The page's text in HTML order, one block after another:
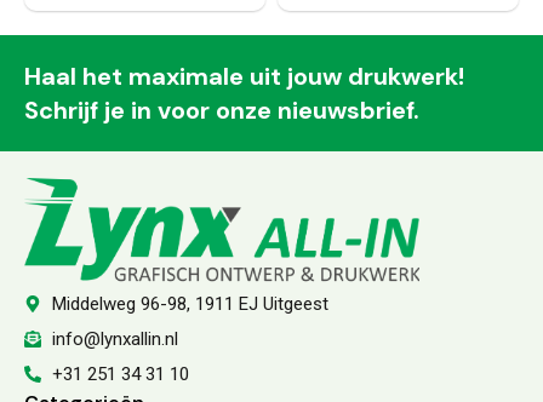
Haal het maximale uit jouw drukwerk!
Schrijf je in voor onze nieuwsbrief.
Middelweg 96-98, 1911 EJ Uitgeest
info@lynxallin.nl
+31 251 34 31 10